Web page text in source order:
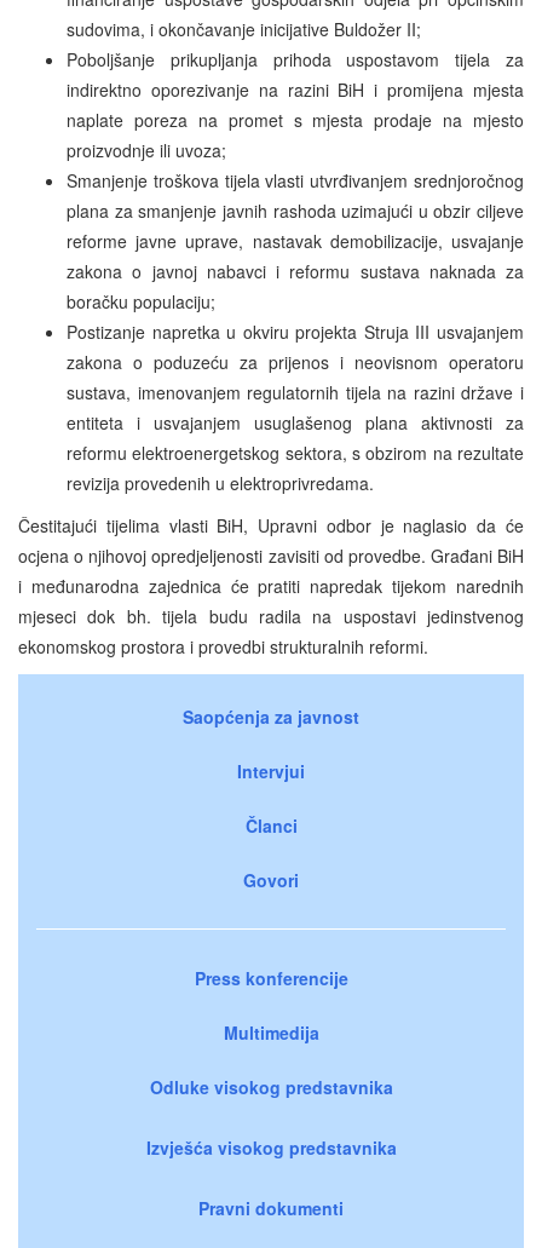
sudovima, i okončavanje inicijative Buldožer II;
Poboljšanje prikupljanja prihoda uspostavom tijela za
indirektno oporezivanje na razini BiH i promijena mjesta
naplate poreza na promet s mjesta prodaje na mjesto
proizvodnje ili uvoza;
Smanjenje troškova tijela vlasti utvrđivanjem srednjoročnog
plana za smanjenje javnih rashoda uzimajući u obzir ciljeve
reforme javne uprave, nastavak demobilizacije, usvajanje
zakona o javnoj nabavci i reformu sustava naknada za
boračku populaciju;
Postizanje napretka u okviru projekta Struja III usvajanjem
zakona o poduzeću za prijenos i neovisnom operatoru
sustava, imenovanjem regulatornih tijela na razini države i
entiteta i usvajanjem usuglašenog plana aktivnosti za
reformu elektroenergetskog sektora, s obzirom na rezultate
revizija provedenih u elektroprivredama.
Čestitajući tijelima vlasti BiH, Upravni odbor je naglasio da će
ocjena o njihovoj opredjeljenosti zavisiti od provedbe. Građani BiH
i međunarodna zajednica će pratiti napredak tijekom narednih
mjeseci dok bh. tijela budu radila na uspostavi jedinstvenog
ekonomskog prostora i provedbi strukturalnih reformi.
Saopćenja za javnost
Intervjui
Članci
Govori
Press konferencije
Multimedija
Odluke visokog predstavnika
Izvješća visokog predstavnika
Pravni dokumenti